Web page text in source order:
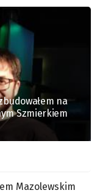
na
Szmierkiem
Mazolewskim